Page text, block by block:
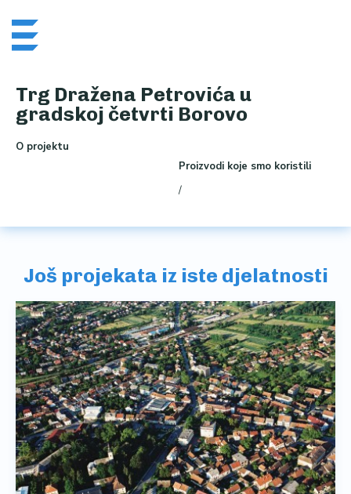
content
Trg Dražena Petrovića u
gradskoj četvrti Borovo
O projektu
Proizvodi koje smo koristili
/
Još projekata iz iste djelatnosti